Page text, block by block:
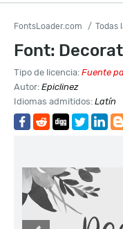
FontsLoader.com Todas
Font:
Tipo de licencia: Fuente
Autor: Epiclinez
Idiomas admitidos: Latín